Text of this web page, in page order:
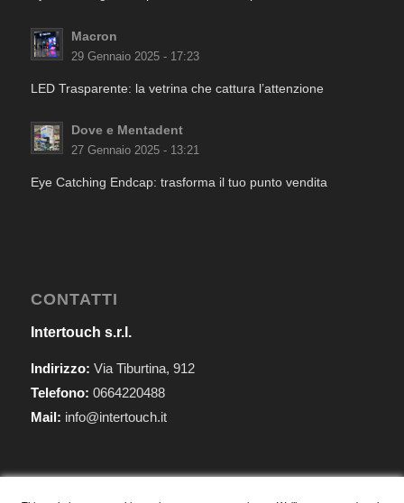
Macron
29 Gennaio 2025 - 17:23
LED Trasparente: la vetrina che cattura l’attenzione
Dove e Mentadent
27 Gennaio 2025 - 13:21
Eye Catching Endcap: trasforma il tuo punto vendita
CONTATTI
Intertouch s.r.l.
Indirizzo: Via Tiburtina, 912
Telefono: 0664220488
Mail: info@intertouch.it